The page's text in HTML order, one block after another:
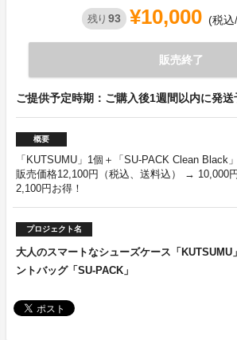
残り 93 ¥10,000 (税込
販売終了
ご提供予定時期：ご購入後1週間以内に発送
概要
「KUTSUMU」1個＋「SU-PACK Clean
販売価格12,100円（税込、送料込） → 10,000
2,100円お得！
プロジェクト名
大人のスマートなシューズケース「KUTSUMU
ントバッグ「SU-PACK」